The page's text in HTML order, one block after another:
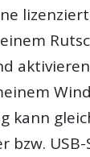
kann
bzw.